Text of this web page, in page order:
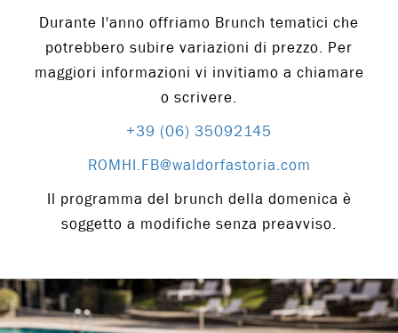
Durante l'anno offriamo Brunch tematici che
potrebbero subire variazioni di prezzo. Per
maggiori informazioni vi invitiamo a chiamare
o scrivere.
+39 (06) 35092145
ROMHI.FB@waldorfastoria.com
Il programma del brunch della domenica è
soggetto a modifiche senza preavviso.